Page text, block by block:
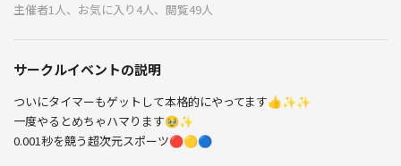
主催者1人、お気に入り4人、閲覧49人
サークルイベントの説明
ついにタイマーもゲットして本格的にやってます👍✨✨
一度やるとめちゃハマります🥹✨
0.001秒を競う超次元スポーツ🔴🟡🔵